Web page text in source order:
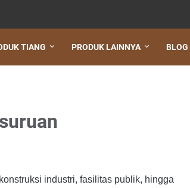
TIANG PRODUK LAINNYA BLOG
industri, fasilitas publik, hingga